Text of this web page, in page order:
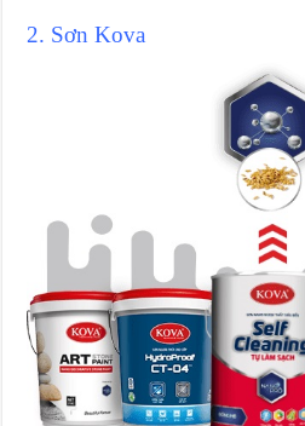
2. Sơn Kova